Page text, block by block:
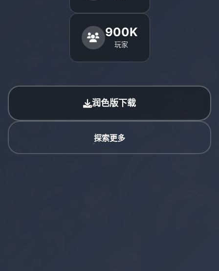
900K
玩家
润色版下载
探索更多